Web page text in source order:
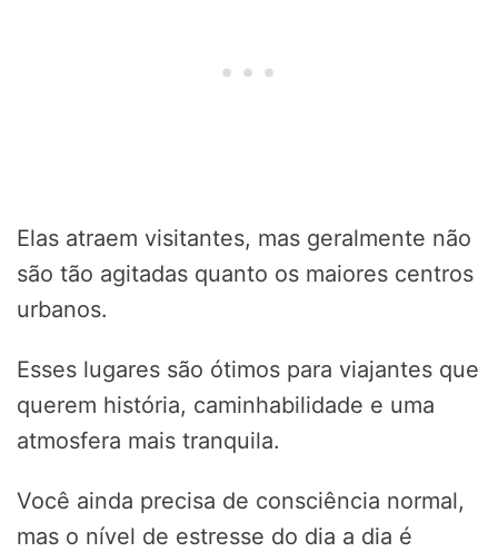
Elas atraem visitantes, mas geralmente não
são tão agitadas quanto os maiores centros
urbanos.
Esses lugares são ótimos para viajantes que
querem história, caminhabilidade e uma
atmosfera mais tranquila.
Você ainda precisa de consciência normal,
mas o nível de estresse do dia a dia é